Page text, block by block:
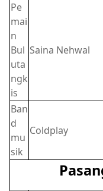
Pe
mai
n
Bul
uta
ngk
is
Saina Nehwal
Ban
d
mu
sik
Coldplay